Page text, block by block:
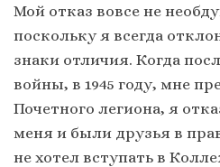
Мой отказ вовсе не
поскольку я всегда
знаки отличия. Когда
войны, в 1945 году, мне
Почетного легиона, я
меня и были друзья в
не хотел вступать в